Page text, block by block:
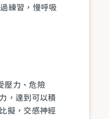
練習，慢呼吸
壓力、危險
，達到可以積
擬，交感神經